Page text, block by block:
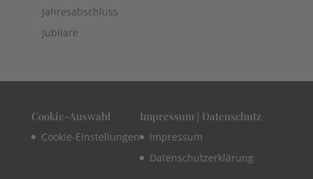
Jahresabschluss
Jubilare
Cookie-Auswahl
Cookie-Einstellungen
Impressum | Datenschutz
Impressum
Datenschutzerklärung